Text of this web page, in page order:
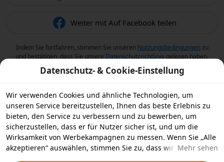
Weiter mit Auf Facebook teilen
Indem Sie fortfahren, stimmen Sie unseren Nutzungsbedingungen zu
und bestätigen, dass Sie unsere Datenschutzrichtlinie gelesen haben.
Datenschutz- & Cookie-Einstellung
Wir verwenden Cookies und ähnliche Technologien, um
unseren Service bereitzustellen, Ihnen das beste Erlebnis zu
bieten, den Service zu verbessern und zu bewerben, um
sicherzustellen, dass er für Nutzer sicher ist, und um die
Wirksamkeit von Werbekampagnen zu messen. Wenn Sie „Alle
akzeptieren“ auswählen, stimmen Sie zu, dass wir und die
Mehr sehen